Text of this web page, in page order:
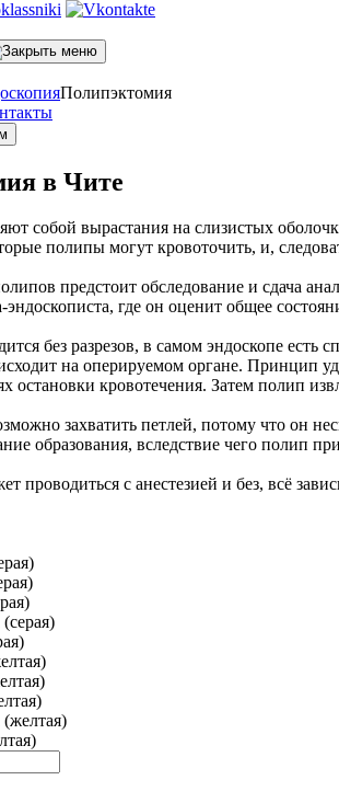
Полипэктомия
в Чите
собой вырастания на слизистых
полипы могут кровоточить, и,
предстоит обследование и сдача
эндоскописта, где он оценит общее
без разрезов, в самом эндоскопе
на оперируемом органе. Принцип
остановки кровотечения. Затем полип
захватить петлей, потому что он
образования, вследствие чего полип
проводиться с анестезией и без, всё